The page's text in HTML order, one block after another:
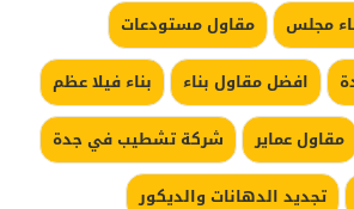
مجلس
مقاول مستودعات
افضل مقاول بناء
بناء فيلا عظم
مقاول عماير
شركة تشطيب في جدة
تجديد الدهانات والديكور